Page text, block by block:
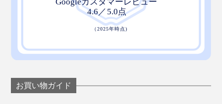
お買い物ガイド